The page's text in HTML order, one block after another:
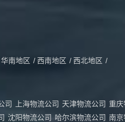
华南地区 / 西南地区 / 西北地区 /
司 上海物流公司 天津物流公司 重
沈阳物流公司 哈尔滨物流公司 南